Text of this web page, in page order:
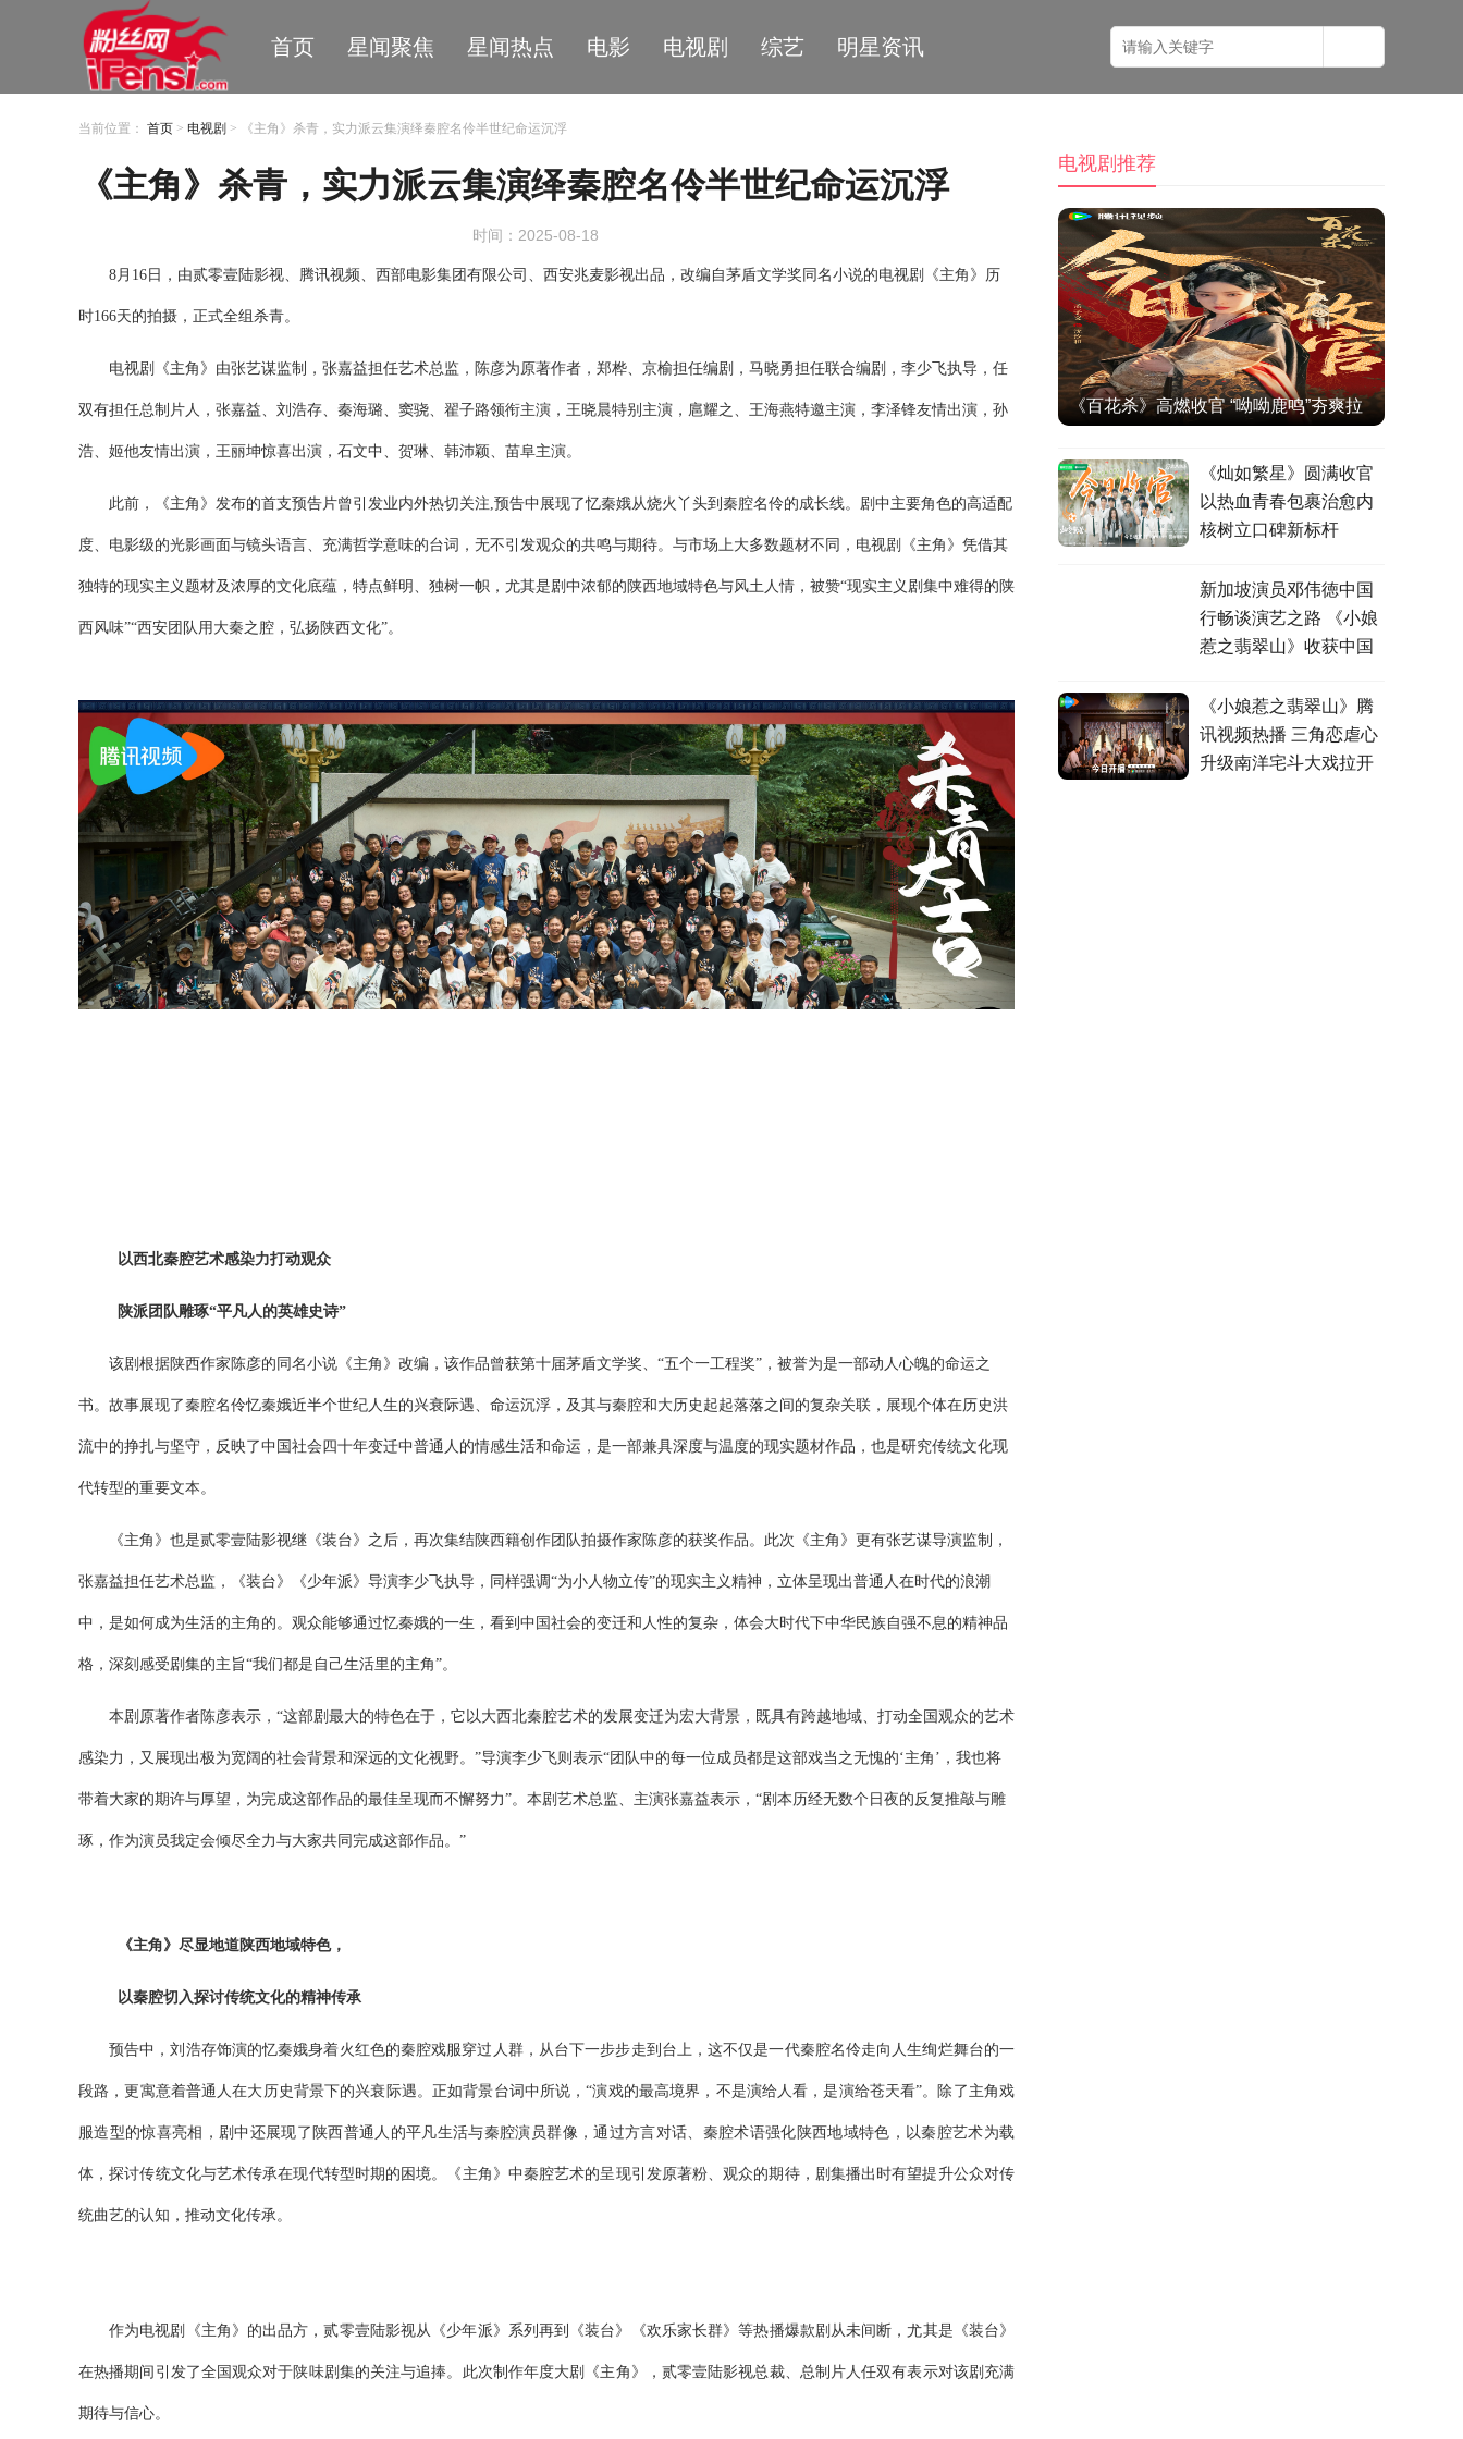
首页 星闻聚焦 星闻热点 电影 电视剧 综艺 明星资讯
当前位置： 首页 > 电视剧 > 《主角》杀青，实力派云集演绎秦腔名伶半世纪命运沉浮
《主角》杀青，实力派云集演绎秦腔名伶半世纪命运沉浮
时间：2025-08-18
8月16日， 由贰零壹陆影视、腾讯视频、西部电影集团有限公司 、 西安兆麦影视出品 ， 改编自茅盾文学奖同名小说的电视剧《主角》 历
时166天的拍摄，正式全组杀青。
电视剧《主角》由张艺谋监制， 张嘉益担任艺术总监，陈彦为原著作者， 郑桦、京榆担任编剧，马晓勇担任联合编剧，李少飞执导 ， 任
双有担任总制片人， 张嘉益、刘浩存、秦海璐、窦骁、翟子路领衔主演，王晓晨特别主演，扈耀之、王海燕特邀主演，李泽锋友情出演，孙
浩、姬他友情出演，王丽坤惊喜出演，石文中、贺琳、韩沛颖、苗阜主演。
此前，《主角》 发布的首支预告片曾引发业内外热切关注,预告中展现了忆秦娥从烧火丫头到 秦腔名伶的成长线。剧中主要角色的高适配
度、电影级的光影画面与镜头语言、充满哲学意味的台词，无不引发观众的共鸣与期待。与市场上大多数题材不同，电视剧《主角》凭借其
独特的现实主义题材及浓厚的文化底蕴，特点鲜明、独树一帜，尤其是剧中浓郁的陕西地域特色与风土人情，被赞“现实主义剧集中难得的陕
西风味”“西安团队用大秦之腔，弘扬陕西文化”。
以西北秦腔艺术感染力打动观众
陕派团队雕琢“平凡人的英雄史诗”
该剧 根据陕西作家陈彦的同名小说《主角》改编，该作品曾获第十届茅盾文学奖、 “五个一工程奖”，被誉为是一部动人心魄的命运之
书。故事展现了秦腔名伶忆秦娥近半个世纪人生的兴衰际遇、 命运沉浮，及其与秦腔和大历史起起落落之间的复杂关联， 展现个体在历史洪
流中的挣扎与坚守， 反映了中国社会四十年变迁中普通人的情感生活和命运，是一部兼具深度与温度的现实题材作品 ， 也是研究传统文化现
代转型的重要文本 。
《主角》也是贰零壹陆影视继《装台》之后，再次集结陕西籍创作团队拍摄作家 陈彦的获奖作品。此次《主角》更有张艺谋导演监制，
张嘉益担任艺术总监，《装台》《少年派》导演李少飞执导， 同样强调“为小人物立传”的现实主义精神， 立体呈现出普通人在时代的浪潮
中，是如何成为生活的主角的。观众能够通过忆秦娥的一生，看到中国社会的变迁和人性的复杂，体会大时代下中华民族自强不息的精神品
格，深刻感受剧集的主旨“我们都是自己生活里的主角”。
本剧原著作者陈彦表示， “这部剧最大的特色在于，它以大西北秦腔艺术的发展变迁为宏大背景，既具有跨越地域、打动全国观众的艺术
感染力，又展现出极为宽阔的社会背景和深远的文化视野。”导演李少飞则表示“团队中的每一位成员都是这部戏当之无愧的‘主角’，我也将
带着大家的期许与厚望，为完成这部作品的最佳呈现而不懈努力”。本剧艺术总监、主演张嘉益表示，“剧本历经无数个日夜的反复推敲与雕
琢，作为演员我定会倾尽全力与大家共同完成这部作品。”
《主角》尽显地道陕西地域特色，
以秦腔切入探讨传统文化的精神传承
预告中，刘浩存饰演的忆秦娥身着火红色的秦腔戏服穿过人群，从台下一步步走到台上，这不仅是一代秦腔名伶走向人生绚烂舞台的一
段路，更寓意着普通人在大历史背景下的兴衰际遇。正如背景台词中所说，“演戏的最高境界，不是演给人看，是演给苍天看”。除了主角戏
服造型的惊喜亮相，剧中还展现了陕西普通人的平凡生活与秦腔演员群像，通过方言对话、秦腔术语强化陕西地域特色，以秦腔艺术为载
体，探讨传统文化与艺术传承在现代转型时期的困境。《主角》中秦腔艺术的呈现引发原著粉、观众的期待，剧集播出时有望提升公众对传
统曲艺的认知，推动文化传承。
作为电视剧《主角》的出品方，贰零壹陆影视从 《少年派》 系列 再到 《装台》 《欢乐家长群》等热播爆款剧从未间断 ，尤其是《装台》
在热播期间引发了全国观众对于陕味剧集的关注与追捧。 此次制作年度大剧《主角》，贰零壹陆影视总裁、总制片人任双有表示对该剧充满
期待与信心。
电视剧推荐
《百花杀》高燃收官 “呦呦鹿鸣”夯爽拉
《灿如繁星》圆满收官
以热血青春包裹治愈内
核树立口碑新标杆
新加坡演员邓伟徳中国
行畅谈演艺之路 《小娘
惹之翡翠山》收获中国
《小娘惹之翡翠山》腾
讯视频热播 三角恋虐心
升级南洋宅斗大戏拉开